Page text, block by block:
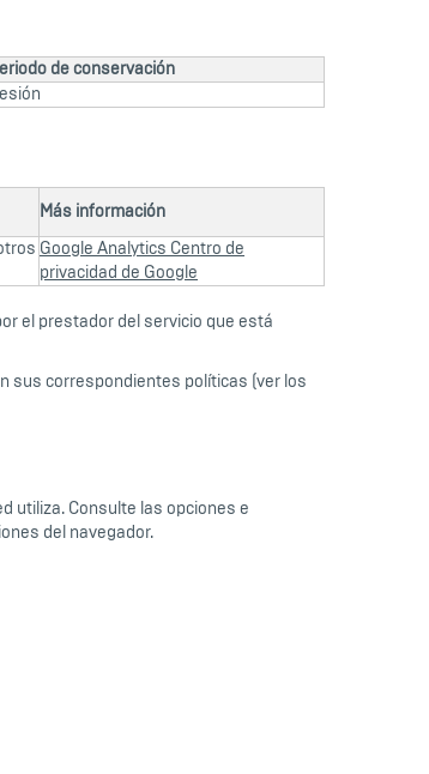
de conservación
Más información
Google Analytics Centro de
privacidad de Google
el prestador del servicio que está
sus correspondientes políticas (ver los
utiliza. Consulte las opciones e
del navegador.